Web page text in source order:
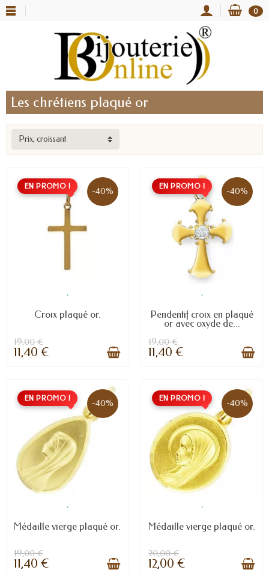
0
Les chrétiens plaqué or
Prix, croissant
EN PROMO ! -40%
.
Croix plaqué or.
19,00 €
11,40 €
EN PROMO ! -40%
.
Pendentif croix en plaqué
or avec oxyde de...
19,00 €
11,40 €
EN PROMO ! -40%
.
Médaille vierge plaqué or.
19,00 €
11,40 €
EN PROMO ! -40%
.
Médaille vierge plaqué or.
20,00 €
12,00 €